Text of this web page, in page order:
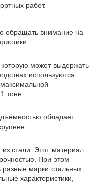
работ.
обращать внимание на
может выдержать
используются
тонн.
обладает
стали. Этот материал
При этом
разные марки стальных
характеристики,